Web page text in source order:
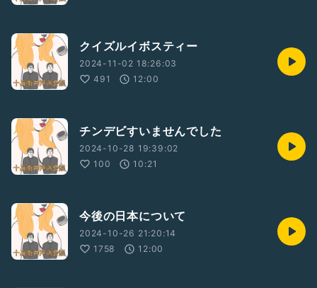
クイズルイボスティー
2024-11-02 18:26:03
491
12:00
チンデビすいませんでした
2024-10-28 19:39:02
100
10:21
今後の日本について
2024-10-26 21:20:14
1758
12:00